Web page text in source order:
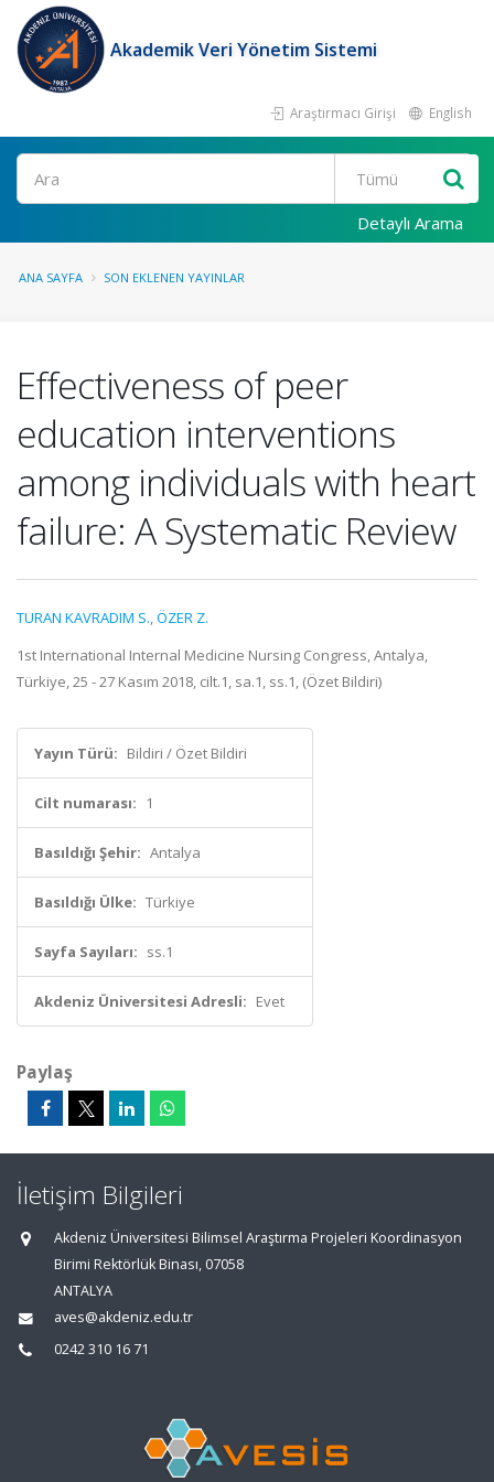
Akademik Veri Yönetim Sistemi
Araştırmacı Girişi English
Ara
Detaylı Arama
ANA SAYFA SON EKLENEN YAYINLAR
Effectiveness of peer
education interventions
among individuals with heart
failure: A Systematic Review
TURAN KAVRADIM S.,ÖZER Z.
1st International Internal Medicine Nursing Congress, Antalya,
Türkiye, 25 - 27 Kasım 2018, cilt.1, sa.1, ss.1, (Özet Bildiri)
Yayın Türü: Bildiri / Özet Bildiri
Cilt numarası: 1
Basıldığı Şehir: Antalya
Basıldığı Ülke: Türkiye
Sayfa Sayıları: ss.1
Akdeniz Üniversitesi Adresli: Evet
Paylaş
İletişim Bilgileri
Akdeniz Üniversitesi Bilimsel Araştırma Projeleri Koordinasyon
Birimi Rektörlük Binası, 07058
ANTALYA
aves@akdeniz.edu.tr
0242 310 16 71